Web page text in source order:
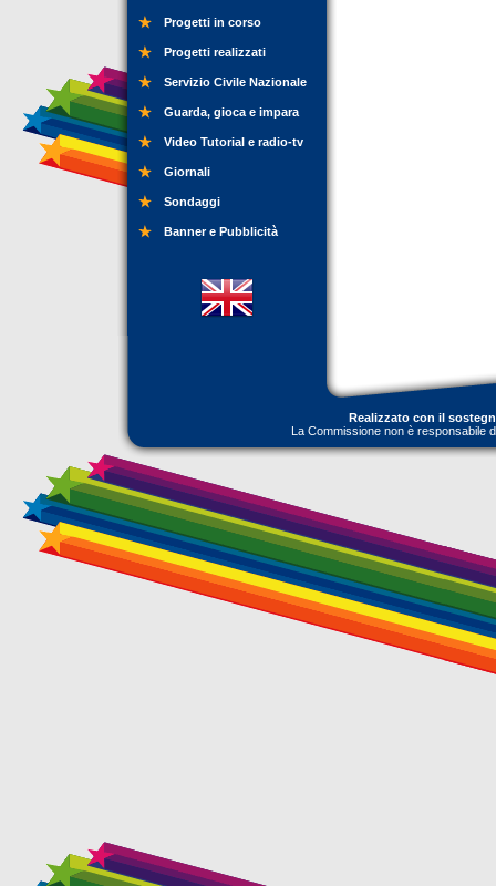
Progetti in corso
Progetti realizzati
Servizio Civile Nazionale
Guarda, gioca e impara
Video Tutorial e radio-tv
Giornali
Sondaggi
Banner e Pubblicità
Realizzato con il
La Commissione non è responsabile